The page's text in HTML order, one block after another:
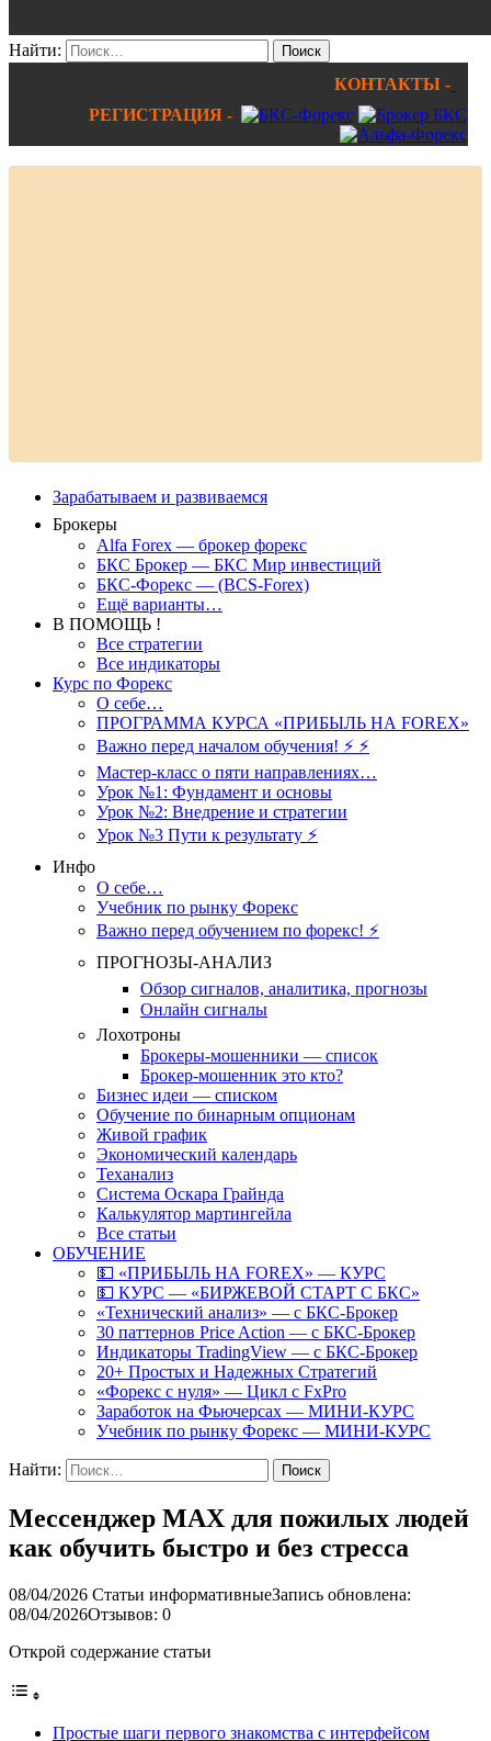
Найти:
КОНТАКТЫ -
РЕГИСТРАЦИЯ -
Зарабатываем и развиваемся
Брокеры
Alfa Forex — брокер форекс
БКС Брокер — БКС Мир инвестиций
БКС-Форекс — (BCS-Forex)
Ещё варианты…
В ПОМОЩЬ !
Все стратегии
Все индикаторы
Курс по Форекс
О себе…
ПРОГРАММА КУРСА «ПРИБЫЛЬ НА FOREX»
Важно перед началом обучения! ⚡ ⚡
Мастер-класс о пяти направлениях…
Урок №1: Фундамент и основы
Урок №2: Внедрение и стратегии
Урок №3 Пути к результату ⚡️
Инфо
О себе…
Учебник по рынку Форекс
Важно перед обучением по форекс! ⚡
ПРОГНОЗЫ-АНАЛИЗ
Обзор сигналов, аналитика, прогнозы
Онлайн сигналы
Лохотроны
Брокеры-мошенники — список
Брокер-мошенник это кто?
Бизнес идеи — списком
Обучение по бинарным опционам
Живой график
Экономический календарь
Теханализ
Система Оскара Грайнда
Калькулятор мартингейла
Все статьи
ОБУЧЕНИЕ
💵 «ПРИБЫЛЬ НА FOREX» — КУРС
💵 КУРС — «БИРЖЕВОЙ СТАРТ С БКС»
«Технический анализ» — с БКС-Брокер
30 паттернов Price Action — с БКС-Брокер
Индикаторы TradingView — с БКС-Брокер
20+ Простых и Надежных Стратегий
«Форекс с нуля» — Цикл с FxPro
Заработок на Фьючерсах — МИНИ-КУРС
Учебник по рынку Форекс — МИНИ-КУРС
Найти:
Мессенджер MAX для пожилых людей
как обучить быстро и без стресса
08/04/2026 Статьи информативныеЗапись обновлена:
08/04/2026Отзывов: 0
Открой содержание статьи
Простые шаги первого знакомства с интерфейсом